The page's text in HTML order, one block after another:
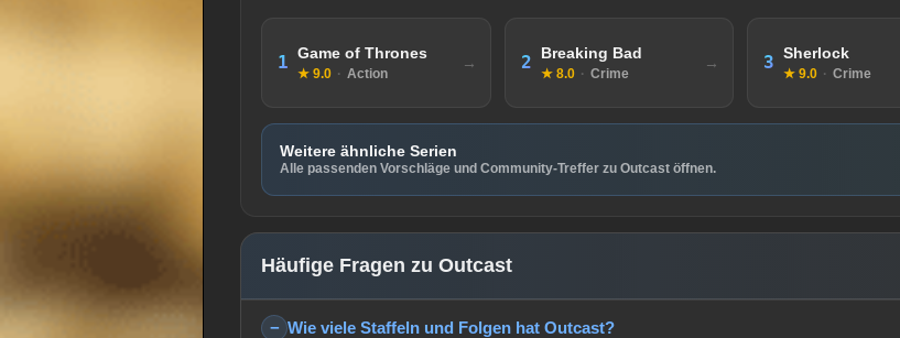
1 Game of Thrones
★ 9.0 · Action
2 Breaking Bad
★ 8.0 · Crime
3 Sherlock
★ 9.0 · Crime
Weitere ähnliche Serien
Alle passenden Vorschläge und Community-Treffer zu Outcast öffnen.
Häufige Fragen zu Outcast
Wie viele Staffeln und Folgen hat Outcast?